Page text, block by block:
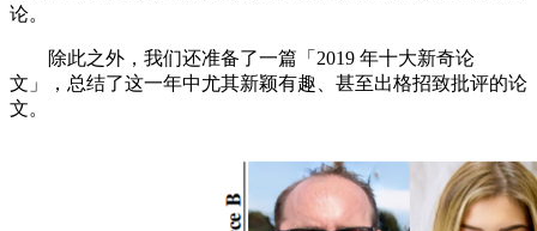
论。
除此之外，我们还准备了一篇「2019 年十大新奇论
文」，总结了这一年中尤其新颖有趣、甚至出格招致批评的论
文。